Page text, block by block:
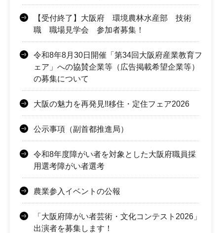
【受付終了】大阪府 環境農林水産部 技術
職 職場見学会 参加者募集！
令和8年8月30日開催「第34回大阪府産業教育フ
ェア」への協賛企業等（広告掲載希望企業等）
の募集について
大阪の魅力を再発見‼移住・定住フェア2026
公示事項（副首都推進局）
令和8年度障がい者を対象とした大阪府職員採
用選考障がい者選考
農業参入イベントの公報
「大阪府障がい者芸術・文化コンテスト2026」
出演者を募集します！